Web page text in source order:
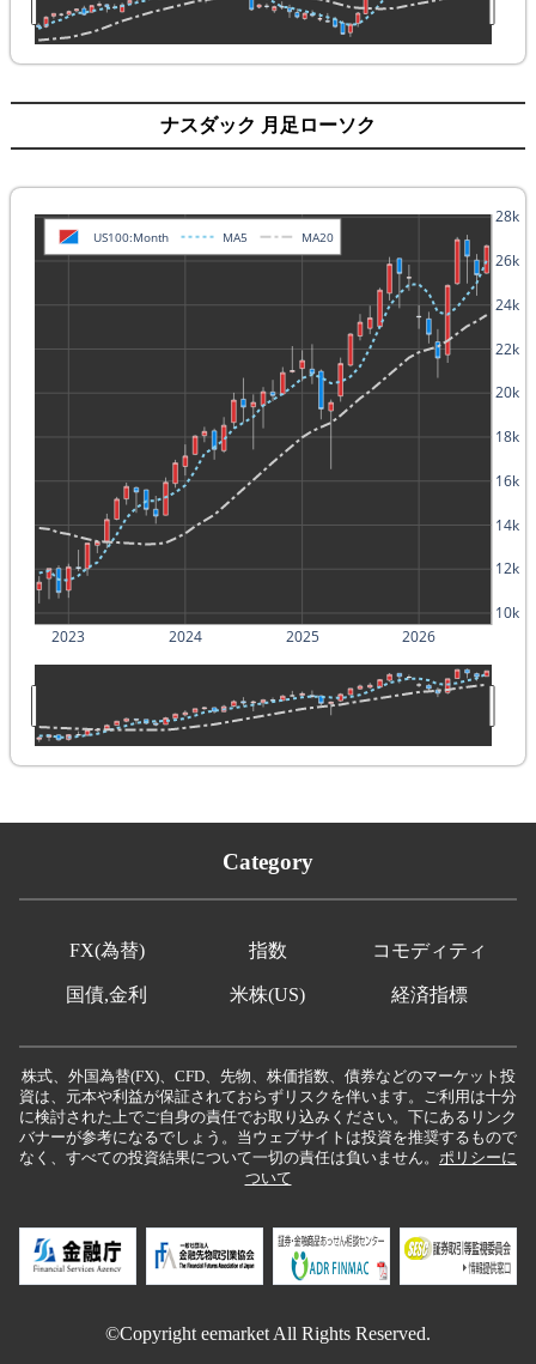
ナスダック 月足ローソク
2023 2024 2025 2026
10k
12k
14k
16k
18k
20k
22k
24k
26k
28k
US100:Month MA5 MA20
Category
FX(為替) 指数 コモディティ
国債,金利 米株(US) 経済指標
株式、外国為替(FX)、CFD、先物、株価指数、債券などのマーケット投
資は、元本や利益が保証されておらずリスクを伴います。ご利用は十分
に検討された上でご自身の責任でお取り込みください。下にあるリンク
バナーが参考になるでしょう。当ウェブサイトは投資を推奨するもので
なく、すべての投資結果について一切の責任は負いません。 ポリシーに
ついて
©Copyright eemarket All Rights Reserved.